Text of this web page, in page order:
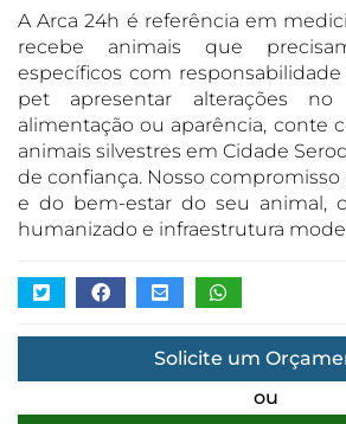
A Arca 24h é referência em
recebe animais que
específicos com responsabilidade
pet apresentar alterações no
alimentação ou aparência, conte
animais silvestres em Cidade
de confiança. Nosso
e do bem-estar do seu animal,
humanizado e infraestrutura
Solicite um
ou